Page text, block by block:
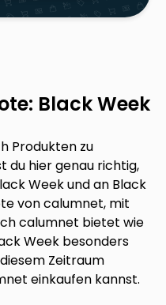
Black Week
Produkten zu
du hier genau richtig,
Week und an Black
voncalumnet, mit
calumnet bietet wie
Week besonders
Zeitraum
einkaufen kannst.